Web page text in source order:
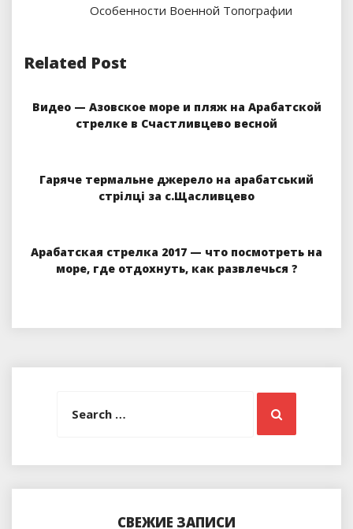
Особенности Военной Топографии
Related Post
Видео — Азовское море и пляж на Арабатской
стрелке в Счастливцево весной
Гаряче термальне джерело на арабатський
стрілці за с.Щасливцево
Арабатская стрелка 2017 — что посмотреть на
море, где отдохнуть, как развлечься ?
Search
СВЕЖИЕ ЗАПИСИ